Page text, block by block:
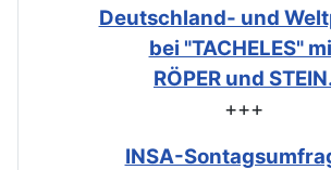
Deutschland- und
bei "TACHELES"
RÖPER und
+++
INSA-